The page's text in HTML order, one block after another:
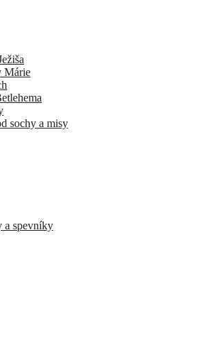
Márie
sochy a misy
a spevníky